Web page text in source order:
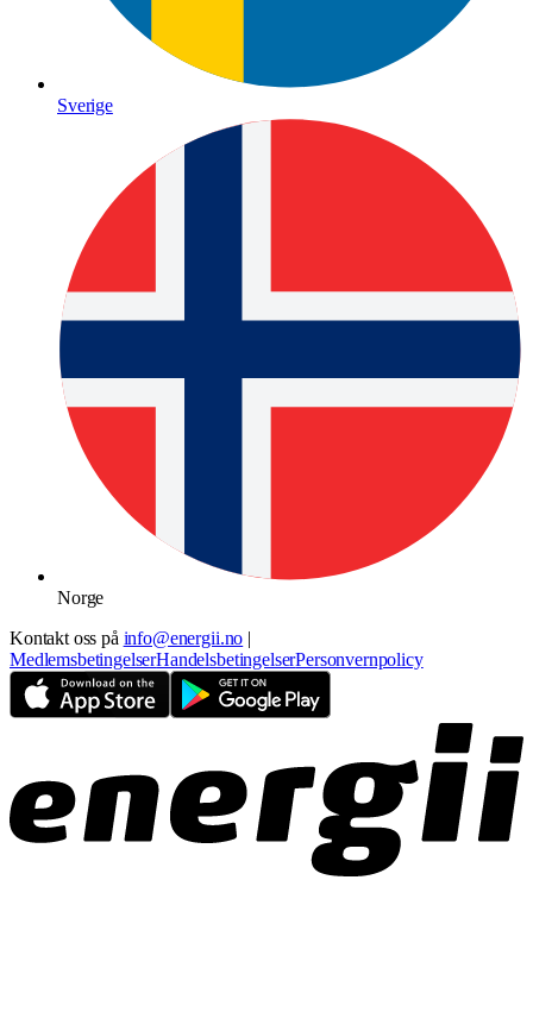
Sverige
Norge
Kontakt oss på info@energii.no |
MedlemsbetingelserHandelsbetingelserPersonvernpolicy